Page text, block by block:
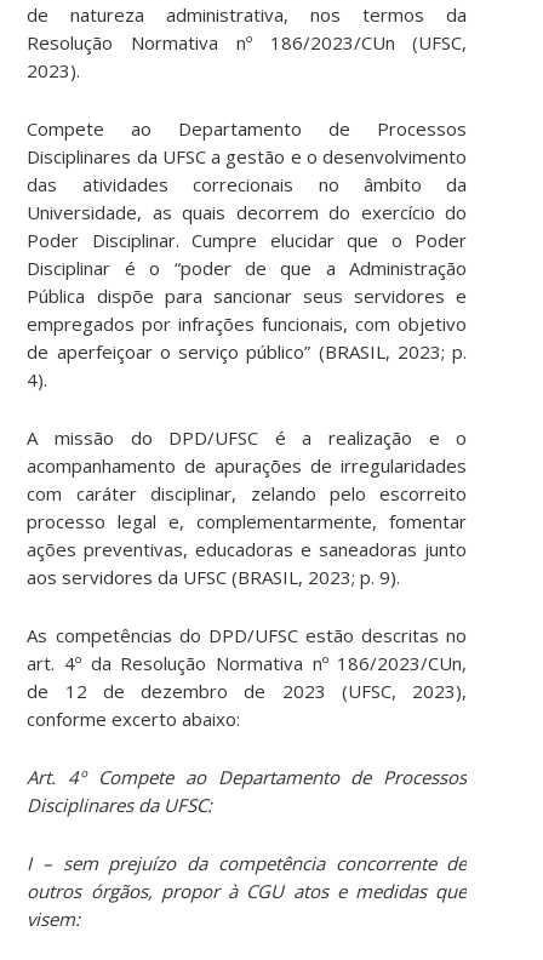
de natureza administrativa, nos termos da
Resolução Normativa nº 186/2023/CUn (UFSC,
2023).
Compete ao Departamento de Processos
Disciplinares da UFSC a gestão e o desenvolvimento
das atividades correcionais no âmbito da
Universidade, as quais decorrem do exercício do
Poder Disciplinar. Cumpre elucidar que o Poder
Disciplinar é o “poder de que a Administração
Pública dispõe para sancionar seus servidores e
empregados por infrações funcionais, com objetivo
de aperfeiçoar o serviço público” (BRASIL, 2023; p.
4).
A missão do DPD/UFSC é a realização e o
acompanhamento de apurações de irregularidades
com caráter disciplinar, zelando pelo escorreito
processo legal e, complementarmente, fomentar
ações preventivas, educadoras e saneadoras junto
aos servidores da UFSC (BRASIL, 2023; p. 9).
As competências do DPD/UFSC estão descritas no
art. 4º da Resolução Normativa nº 186/2023/CUn,
de 12 de dezembro de 2023 (UFSC, 2023),
conforme excerto abaixo:
Art. 4º Compete ao Departamento de Processos
Disciplinares da UFSC:
I – sem prejuízo da competência concorrente de
outros órgãos, propor à CGU atos e medidas que
visem: